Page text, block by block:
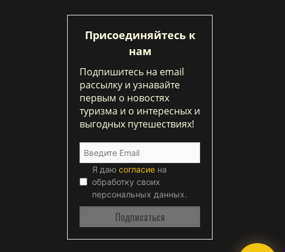
Присоединяйтесь к
нам
Подпишитесь на email
рассылку и узнавайте
первым о новостях
туризма и о интересных и
выгодных путешествиях!
Я даю согласие на
обработку своих
персональных данных.